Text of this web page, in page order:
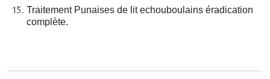
Traitement Punaises de lit echouboulains éradication
complète.